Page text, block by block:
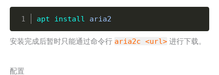
apt install aria2
安装完成后暂时只能通过命令行 aria2c <url> 进行下载。
配置